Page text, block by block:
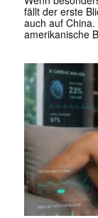
fällt der erste
auch auf
amerikanische